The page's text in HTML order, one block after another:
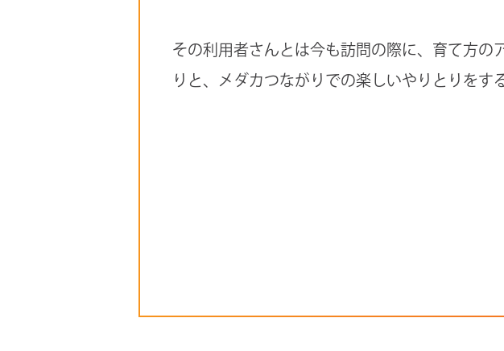
その利用者さんとは今も訪問の際に、育て方の
りと、メダカつながりでの楽しいやりとりをす